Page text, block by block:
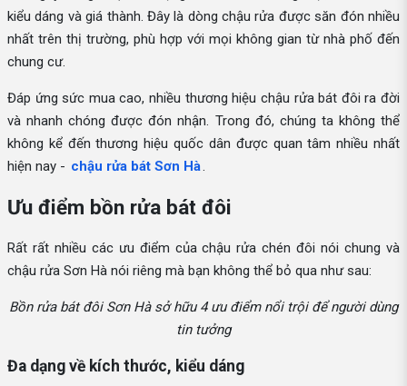
kiểu dáng và giá thành. Đây là dòng chậu rửa được săn đón nhiều
nhất trên thị trường, phù hợp với mọi không gian từ nhà phố đến
chung cư.
Đáp ứng sức mua cao, nhiều thương hiệu chậu rửa bát đôi ra đời
và nhanh chóng được đón nhận. Trong đó, chúng ta không thể
không kể đến thương hiệu quốc dân được quan tâm nhiều nhất
hiện nay - chậu rửa bát Sơn Hà.
Ưu điểm bồn rửa bát đôi
Rất rất nhiều các ưu điểm của chậu rửa chén đôi nói chung và
chậu rửa Sơn Hà nói riêng mà bạn không thể bỏ qua như sau:
Bồn rửa bát đôi Sơn Hà sở hữu 4 ưu điểm nổi trội để người dùng
tin tưởng
Đa dạng về kích thước, kiểu dáng